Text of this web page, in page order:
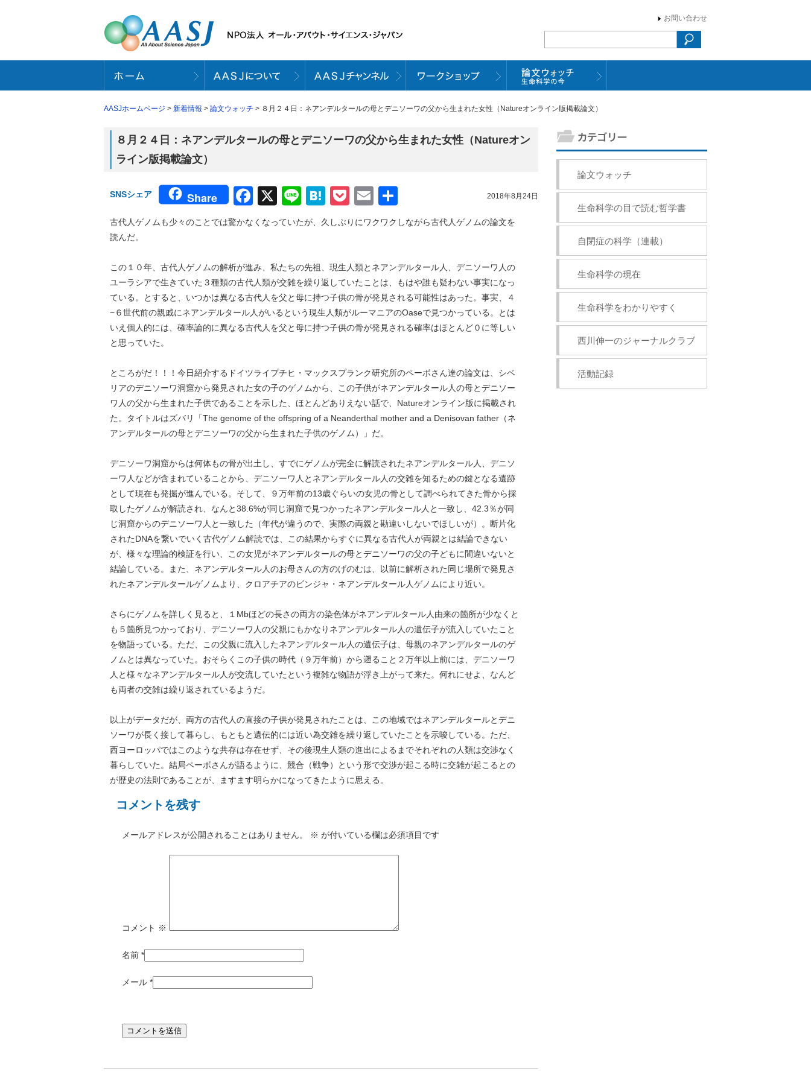
お問い合わせ
AASJホームページ > 新着情報 > 論文ウォッチ > ８月２４日：ネアンデルタールの母とデニソーワの父から生まれた女性（Natureオンライン版掲載論文）
８月２４日：ネアンデルタールの母とデニソーワの父から生まれた女性（Natureオン
ライン版掲載論文）
2018年8月24日
SNSシェア Share Facebook
X LineHatena
Pocket
Email
有
古代人ゲノムも少々のことでは驚かなくなっていたが、久しぶりにワクワクしながら古代人ゲノムの論文を
読んだ。
この１０年、古代人ゲノムの解析が進み、私たちの先祖、現生人類とネアンデルタール人、デニソーワ人の
ユーラシアで生きていた３種類の古代人類が交雑を繰り返していたことは、もはや誰も疑わない事実になっ
ている。とすると、いつかは異なる古代人を父と母に持つ子供の骨が発見される可能性はあった。事実、４
−６世代前の親戚にネアンデルタール人がいるという現生人類がルーマニアのOaseで見つかっている。とは
いえ個人的には、確率論的に異なる古代人を父と母に持つ子供の骨が発見される確率はほとんど０に等しい
と思っていた。
ところがだ！！！今日紹介するドイツライプチヒ・マックスプランク研究所のペーボさん達の論文は、シベ
リアのデニソーワ洞窟から発見された女の子のゲノムから、この子供がネアンデルタール人の母とデニソー
ワ人の父から生まれた子供であることを示した、ほとんどありえない話で、Natureオンライン版に掲載され
た。タイトルはズバリ「The genome of the offspring of a Neanderthal mother and a Denisovan father（ネ
アンデルタールの母とデニソーワの父から生まれた子供のゲノム）」だ。
デニソーワ洞窟からは何体もの骨が出土し、すでにゲノムが完全に解読されたネアンデルタール人、デニソ
ーワ人などが含まれていることから、デニソーワ人とネアンデルタール人の交雑を知るための鍵となる遺跡
として現在も発掘が進んでいる。そして、９万年前の13歳ぐらいの女児の骨として調べられてきた骨から採
取したゲノムが解読され、なんと38.6%が同じ洞窟で見つかったネアンデルタール人と一致し、42.3％が同
じ洞窟からのデニソーワ人と一致した（年代が違うので、実際の両親と勘違いしないでほしいが）。断片化
されたDNAを繋いでいく古代ゲノム解読では、この結果からすぐに異なる古代人が両親とは結論できない
が、様々な理論的検証を行い、この女児がネアンデルタールの母とデニソーワの父の子どもに間違いないと
結論している。また、ネアンデルタール人のお母さんの方のげのむは、以前に解析された同じ場所で発見さ
れたネアンデルタールゲノムより、クロアチアのビンジャ・ネアンデルタール人ゲノムにより近い。
さらにゲノムを詳しく見ると、１Mbほどの長さの両方の染色体がネアンデルタール人由来の箇所が少なくと
も５箇所見つかっており、デニソーワ人の父親にもかなりネアンデルタール人の遺伝子が流入していたこと
を物語っている。ただ、この父親に流入したネアンデルタール人の遺伝子は、母親のネアンデルタールのゲ
ノムとは異なっていた。おそらくこの子供の時代（９万年前）から遡ること２万年以上前には、デニソーワ
人と様々なネアンデルタール人が交流していたという複雑な物語が浮き上がって来た。何れにせよ、なんど
も両者の交雑は繰り返されているようだ。
以上がデータだが、両方の古代人の直接の子供が発見されたことは、この地域ではネアンデルタールとデニ
ソーワが長く接して暮らし、もともと遺伝的には近い為交雑を繰り返していたことを示唆している。ただ、
西ヨーロッパではこのような共存は存在せず、その後現生人類の進出によるまでそれぞれの人類は交渉なく
暮らしていた。結局ペーボさんが語るように、競合（戦争）という形で交渉が起こる時に交雑が起こるとの
が歴史の法則であることが、ますます明らかになってきたように思える。
コメントを残す
メールアドレスが公開されることはありません。 ※ が付いている欄は必須項目です
コメント ※
名前 *
メール *
論文ウォッチ
生命科学の目で読む哲学書
自閉症の科学（連載）
生命科学の現在
生命科学をわかりやすく
西川伸一のジャーナルクラブ
活動記録